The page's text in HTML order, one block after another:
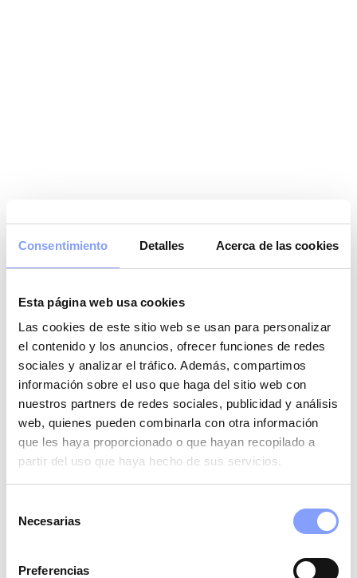
Consentimiento Detalles Acerca de las cookies
Esta página web usa cookies
Las cookies de este sitio web se usan para personalizar
el contenido y los anuncios, ofrecer funciones de redes
sociales y analizar el tráfico. Además, compartimos
información sobre el uso que haga del sitio web con
nuestros partners de redes sociales, publicidad y análisis
web, quienes pueden combinarla con otra información
que les haya proporcionado o que hayan recopilado a
partir del uso que haya hecho de sus servicios.
Necesarias
Preferencias